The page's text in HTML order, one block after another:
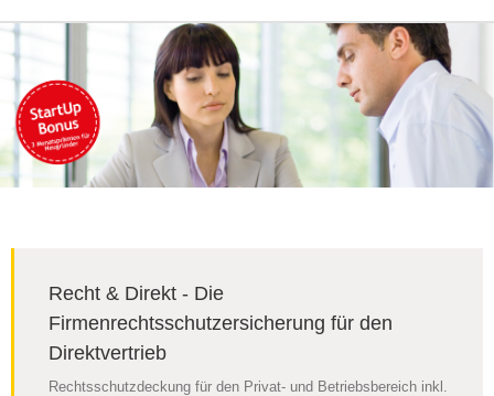
Recht & Direkt - Die
Firmenrechtsschutzersicherung für den
Direktvertrieb
Rechtsschutzdeckung für den Privat- und Betriebsbereich inkl.